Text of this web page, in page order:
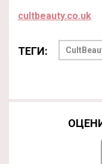
cultbeauty.co.uk
ТЕГИ: